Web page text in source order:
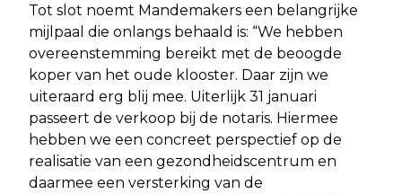
Tot slot noemt Mandemakers een belangrijke
mijlpaal die onlangs behaald is: “We hebben
overeenstemming bereikt met de beoogde
koper van het oude klooster. Daar zijn we
uiteraard erg blij mee. Uiterlijk 31 januari
passeert de verkoop bij de notaris. Hiermee
hebben we een concreet perspectief op de
realisatie van een gezondheidscentrum en
daarmee een versterking van de